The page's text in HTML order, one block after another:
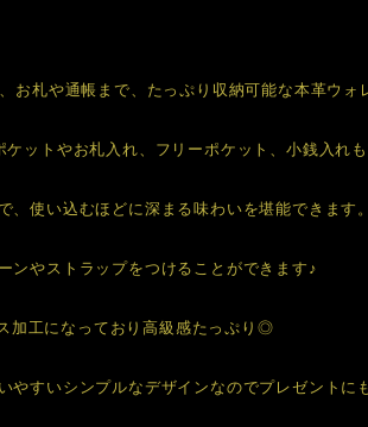
お札や通帳まで、たっぷり収納可能な本革ウォ
ットやお札入れ、フリーポケット、小銭入れも
、使い込むほどに深まる味わいを堪能できます。
ンやストラップをつけることができます♪
加工になっており高級感たっぷり◎
やすいシンプルなデザインなのでプレゼントに